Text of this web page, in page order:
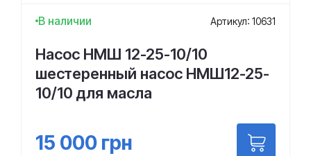
В наличии Артикул: 10631
Насос НМШ 12-25-10/10
шестеренный насос НМШ12-25-
10/10 для масла
15 000 грн